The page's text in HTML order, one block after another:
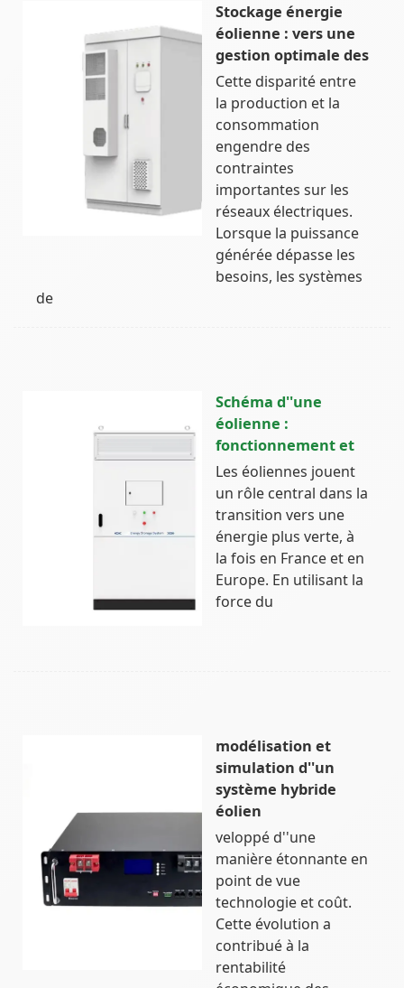
Stockage énergie
éolienne : vers une
gestion optimale des
Cette disparité entre
la production et la
consommation
engendre des
contraintes
importantes sur les
réseaux électriques.
Lorsque la puissance
générée dépasse les
besoins, les systèmes
de
Schéma d''une
éolienne :
fonctionnement et
Les éoliennes jouent
un rôle central dans la
transition vers une
énergie plus verte, à
la fois en France et en
Europe. En utilisant la
force du
modélisation et
simulation d''un
système hybride
éolien
veloppé d''une
manière étonnante en
point de vue
technologie et coût.
Cette évolution a
contribué à la
rentabilité